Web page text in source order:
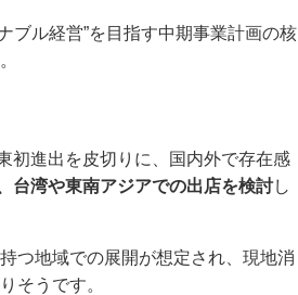
ブル経営”を目指す中期事業計画の核
初進出を皮切りに、国内外で存在感
台湾や東南アジアでの出店を検討し
つ地域での展開が想定され、現地消
そうです。